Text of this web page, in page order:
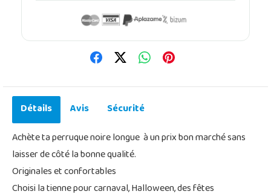
Détails Avis
Sécurité
Achète ta perruque noire longue à un prix bon marché sans
laisser de côté la bonne qualité.
Originales et confortables
Choisi la tienne pour carnaval, Halloween, des fêtes